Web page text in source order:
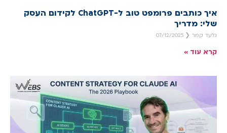
איך כותבים פרומפט טוב ל-ChatGPT לקידום העסק
שלי: מדריך
גלעד קמר
קרא עוד »